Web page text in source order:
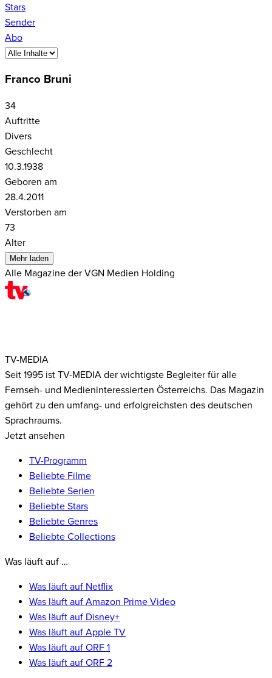
Stars
Sender
Abo
Franco Bruni
34
Auftritte
Divers
Geschlecht
10.3.1938
Geboren am
28.4.2011
Verstorben am
73
Alter
Mehr laden
Alle Magazine der VGN Medien Holding
TV-MEDIA
Seit 1995 ist TV-MEDIA der wichtigste Begleiter für alle
Fernseh- und Medieninteressierten Österreichs. Das Magazin
gehört zu den umfang- und erfolgreichsten des deutschen
Sprachraums.
Jetzt ansehen
TV-Programm
Beliebte Filme
Beliebte Serien
Beliebte Stars
Beliebte Genres
Beliebte Collections
Was läuft auf …
Was läuft auf Netflix
Was läuft auf Amazon Prime Video
Was läuft auf Disney+
Was läuft auf Apple TV
Was läuft auf ORF 1
Was läuft auf ORF 2